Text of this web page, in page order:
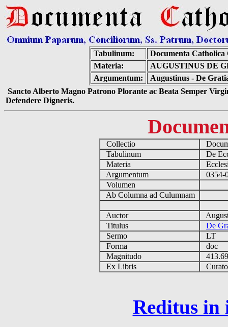
Tabulinum:
Documenta Catholica
Materia:
AUGUSTINUS DE
Argumentum:
Augustinus - De
Sancto Alberto Magno Patrono Plorante ac Beata Semper
Defendere Digneris.
Collectio
Tabulinum
De
Materia
Argumentum
0354-
Volumen
Ab Columna ad Culumnam
Auctor
Titulus
De
Sermo
LT
Forma
doc
Magnitudo
Ex Libris
Reditus in